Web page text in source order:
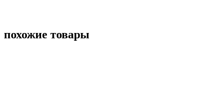
похожие товары